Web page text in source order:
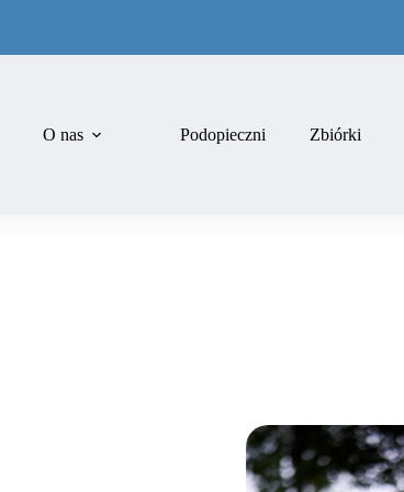
O nas Podopieczni Zbiórki